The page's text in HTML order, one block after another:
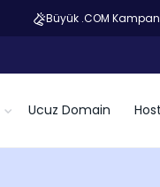
Büyük .COM
Ucuz Domain